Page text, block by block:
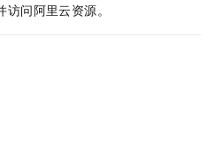
问阿里云资源。